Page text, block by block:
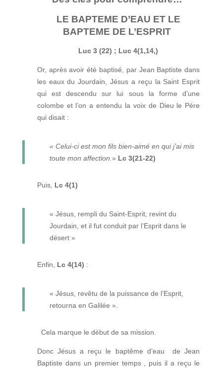
LE BAPTEME D’EAU ET LE
BAPTEME DE L’ESPRIT
Luc 3 (22) ; Luc 4(1,14,)
Or, après avoir été baptisé, par Jean Baptiste dans
les eaux du Jourdain, Jésus a reçu la Saint Esprit
qui est descendu sur lui sous la forme d’une
colombe et l’on a entendu la voix de Dieu le Père
qui disait :
« Celui-ci est mon fils bien-aimé en qui j’ai mis
toute mon affection.» Lc 3(21-22)
Puis, Lc 4(1)
« Jésus, rempli du Saint-Esprit, revint du
Jourdain, et il fut conduit par l’Esprit dans le
désert »
Enfin, Lc 4(14) :
« Jésus, revêtu de la puissance de l’Esprit,
retourna en Galilée ».
Cela marque le début de sa mission.
Donc Jésus a reçu le baptême d’eau de Jean
Baptiste dans un premier temps , puis il a reçu le